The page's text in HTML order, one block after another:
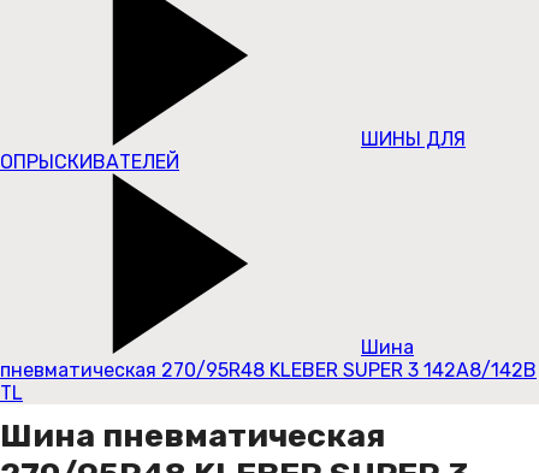
ШИНЫ ДЛЯ
ОПРЫСКИВАТЕЛЕЙ
Шина
пневматическая 270/95R48 KLEBER SUPER 3 142A8/142B
TL
Шина пневматическая